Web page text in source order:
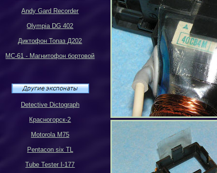
Andy Gard Recorder
Olympia DG 402
Диктофон Топаз Д202
МС-61 - Магнитофон бортовой
Detective Dictograph
Красногорск-2
Motorola M75
Pentacon six TL
Tube Tester I-177